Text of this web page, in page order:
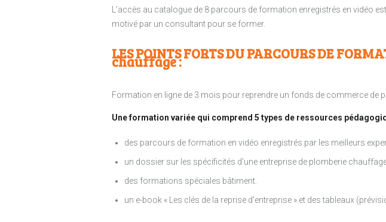
L’accès au catalogue de 8 parcours de formation enregistrés en vidéo
motivé par un consultant pour se former.
LES POINTS FORTS DU PARCOURS DE
chauffage :
Formation en ligne de 3 mois pour reprendre un fonds de commerce de
Une formation variée qui comprend 5 types de ressources
des parcours de formation en vidéo enregistrés par les meilleurs
un dossier sur les spécificités d’une entreprise de plomberie
des formations spéciales bâtiment.
un e-book « Les clés de la reprise d’entreprise » et des tableaux